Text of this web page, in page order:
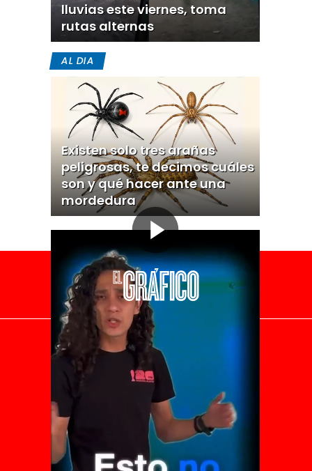
lluvias este viernes, toma
rutas alternas
AL DIA
Existen solo tres arañas
peligrosas, te decimos cuáles
son y qué hacer ante una
mordedura
El Universal
Vive USA
Clase
De 10 sports